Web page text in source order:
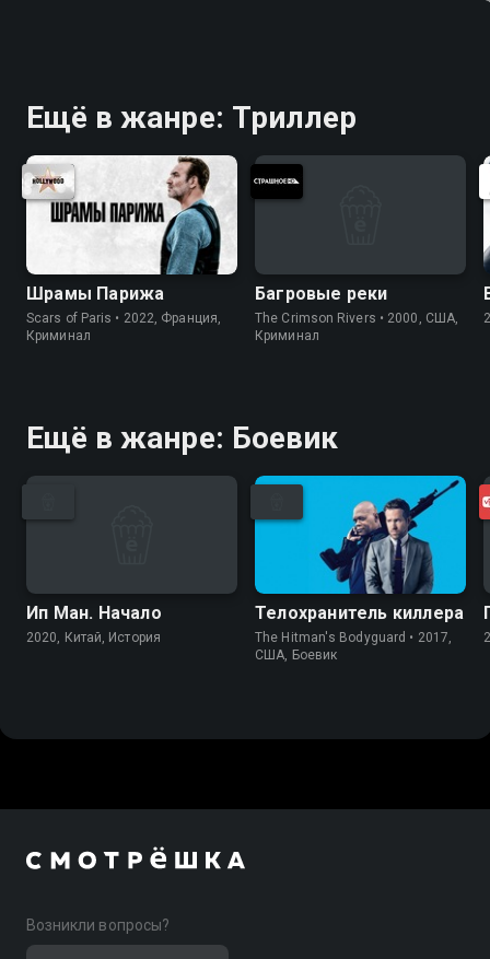
Ещё в жанре: Триллер
Шрамы Парижа
Scars of Paris • 2022, Франция,
Криминал
Багровые реки
The Crimson Rivers • 2000, США,
Криминал
Ещё в жанре: Боевик
Ип Ман. Начало
2020, Китай, История
Телохранитель киллера
The Hitman's Bodyguard • 2017,
США, Боевик
Возникли вопросы?